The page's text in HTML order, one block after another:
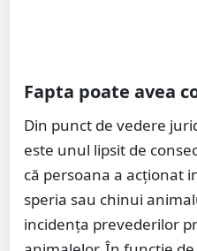
Fapta poate avea
Din punct de vedere
este unul lipsit de
că persoana a acționat
speria sau chinui
incidența prevederilor